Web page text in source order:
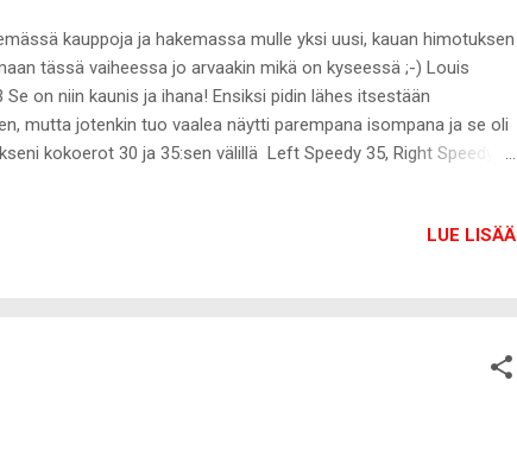
kauppoja ja hakemassa mulle yksi uusi, kauan himotuksen
tässä vaiheessa jo arvaakin mikä on kyseessä ;-) Louis
on niin kaunis ja ihana! Ensiksi pidin lähes itsestään
mutta jotenkin tuo vaalea näytti parempana isompana ja se oli
kokoerot 30 ja 35:sen välillä Left Speedy 35, Right Speedy
LUE LISÄÄ